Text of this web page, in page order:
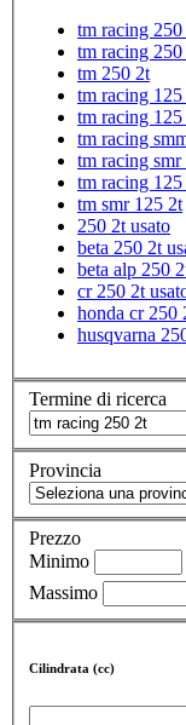
tm racing 250
tm racing 250
tm 250 2t
tm racing
tm racing 125
tm racing
tm racing
tm racing
tm smr 125 2t
250 2t usato
beta 250 2t
beta alp 250
cr 250 2t
honda cr 250
husqvarna
Termine di ricerca
Provincia
Prezzo
Minimo
Massimo
Cilindrata (cc)